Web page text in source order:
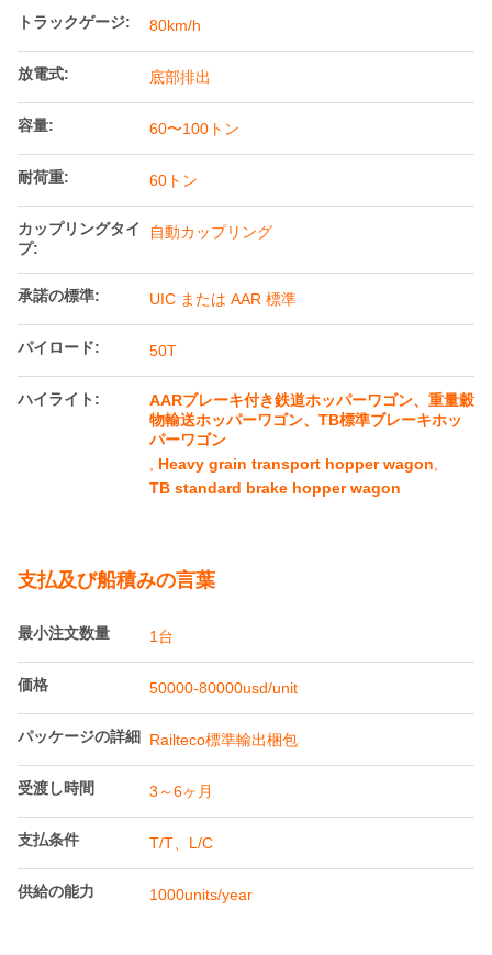
トラックゲージ: 80km/h
放電式: 底部排出
容量: 60〜100トン
耐荷重: 60トン
カップリングタイ
プ:
自動カップリング
承諾の標準: UIC または AAR 標準
パイロード: 50T
ハイライト:
AARブレーキ付き鉄道ホッパーワゴン、重量穀
物輸送ホッパーワゴン、TB標準ブレーキホッ
パーワゴン
Heavy grain transport hopper wagon
TB standard brake hopper wagon
支払及び船積みの言葉
最小注文数量 1台
価格 50000-80000usd/unit
パッケージの詳細 Railteco標準輸出梱包
受渡し時間 3～6ヶ月
支払条件 T/T、L/C
供給の能力 1000units/year